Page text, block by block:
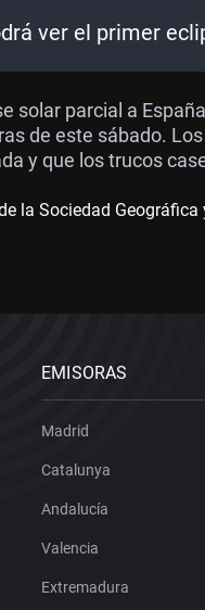
ver el primer
solar parcial a
de este sábado.
y que los trucos
la Sociedad
EMISORAS
Madrid
Catalunya
Andalucía
Valencia
Extremadura